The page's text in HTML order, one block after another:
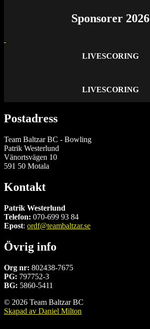
Sponsorer 2026
LIVESCORING
LIVESCORING
Postadress
Team Baltzar BC - Bowling
Patrik Westerlund
Vänortsvägen 10
591 50 Motala
Kontakt
Patrik Westerlund
Telefon: 070-699 93 84
Epost: ordf@teambaltzar.se
Övrig info
Org nr: 802438-7675
PG: 797752-3
BG: 5860-5411
© 2026 Team Baltzar BC
Skapad av Daniel Milton